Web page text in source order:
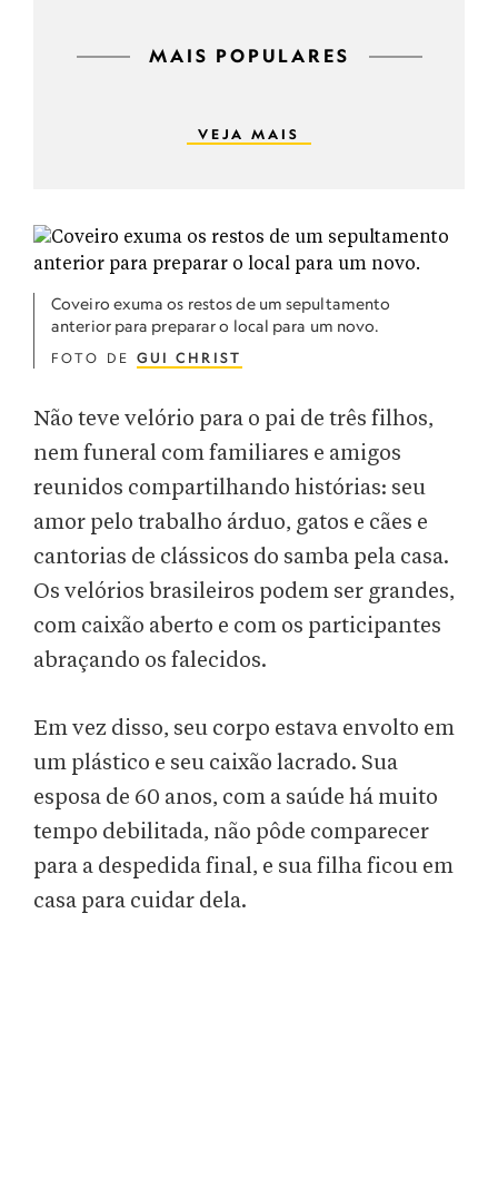
MAIS POPULARES
VEJA MAIS
Coveiro exuma os restos de um sepultamento
anterior para preparar o local para um novo.
FOTO DE GUI CHRIST
Não teve velório para o pai de três filhos,
nem funeral com familiares e amigos
reunidos compartilhando histórias: seu
amor pelo trabalho árduo, gatos e cães e
cantorias de clássicos do samba pela casa.
Os velórios brasileiros podem ser grandes,
com caixão aberto e com os participantes
abraçando os falecidos.
Em vez disso, seu corpo estava envolto em
um plástico e seu caixão lacrado. Sua
esposa de 60 anos, com a saúde há muito
tempo debilitada, não pôde comparecer
para a despedida final, e sua filha ficou em
casa para cuidar dela.